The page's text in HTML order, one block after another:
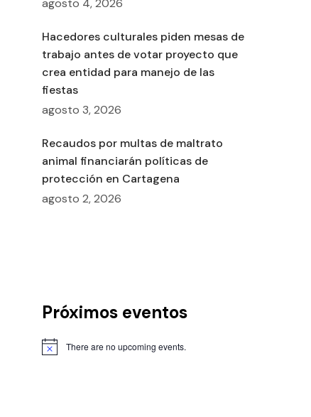
agosto 4, 2026
Hacedores culturales piden mesas de
trabajo antes de votar proyecto que
crea entidad para manejo de las
fiestas
agosto 3, 2026
Recaudos por multas de maltrato
animal financiarán políticas de
protección en Cartagena
agosto 2, 2026
Próximos eventos
There are no upcoming events.